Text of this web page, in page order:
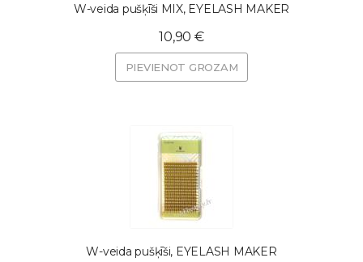
W-veida pušķīši MIX, EYELASH MAKER
10,90 €
PIEVIENOT GROZAM
W-veida pušķīši, EYELASH MAKER